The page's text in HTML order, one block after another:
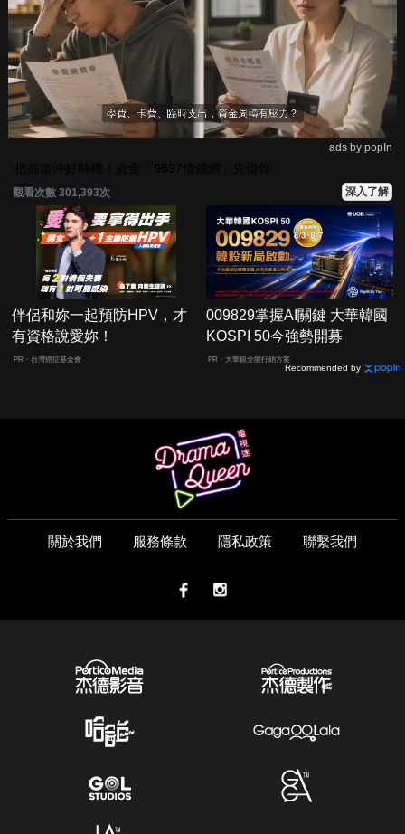
ads by popIn
觀看次數 301,393次 深入了解
伴侶和妳一起預防HPV，才
有資格說愛妳！
PR・台灣癌症基金會
009829掌握AI關鍵 大華韓國
KOSPI 50今強勢開募
PR・大華銀全能行銷方案
Recommended by
關於我們 服務條款 隱私政策 聯繫我們